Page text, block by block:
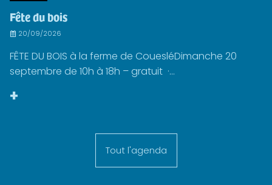
Fête du bois
20/09/2026
FÊTE DU BOIS à la ferme de CouesléDimanche 20
septembre de 10h à 18h – gratuit ·...
+
Tout l'agenda